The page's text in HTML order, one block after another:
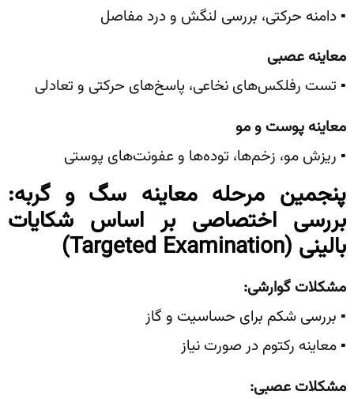
▪️ دامنه حرکتی، بررسی لنگش و درد مفاصل
معاینه عصبی
▪️ تست رفلکس‌های نخاعی، پاسخ‌های حرکتی و تعادلی
معاینه پوست و مو
▪️ ریزش مو، زخم‌ها، توده‌ها و عفونت‌های پوستی
پنجمین مرحله معاینه سگ و گربه:‌
بررسی اختصاصی بر اساس شکایات
بالینی (Targeted Examination)
مشکلات گوارشی:
▪️ بررسی شکم برای حساسیت و گاز
▪️ معاینه رکتوم در صورت نیاز
مشکلات عصبی: